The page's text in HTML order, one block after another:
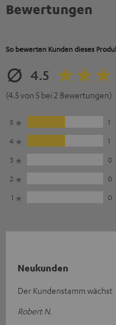
Bewertungen
So bewerten Kunden dieses
4.5
(4.5 von 5 bei 2 Bewertungen)
5
1
4
1
3
0
2
0
1
0
Neukunden
Der Kundenstamm wächst
Robert N.